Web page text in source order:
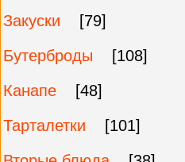
Закуски
[79]
Бутерброды
[108]
Канапе
[48]
Тарталетки
[101]